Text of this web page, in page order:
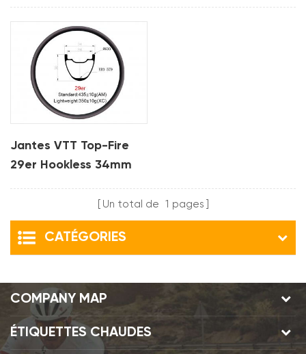
Jantes VTT Top-Fire
29er Hookless 34mm
Profondeur Tubeless
Ready pour XC AM
Un total de 1 pages
CATÉGORIES
COMPANY MAP
ÉTIQUETTES CHAUDES